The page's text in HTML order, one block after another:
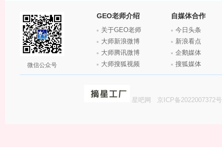
微信公众号
GEO老师介绍
关于GEO老师
大师新浪微博
大师腾讯微博
大师搜狐视频
自媒体合作
今日头条
新浪看点
企鹅媒体
搜狐媒体
星吧网 京ICP备2022007372